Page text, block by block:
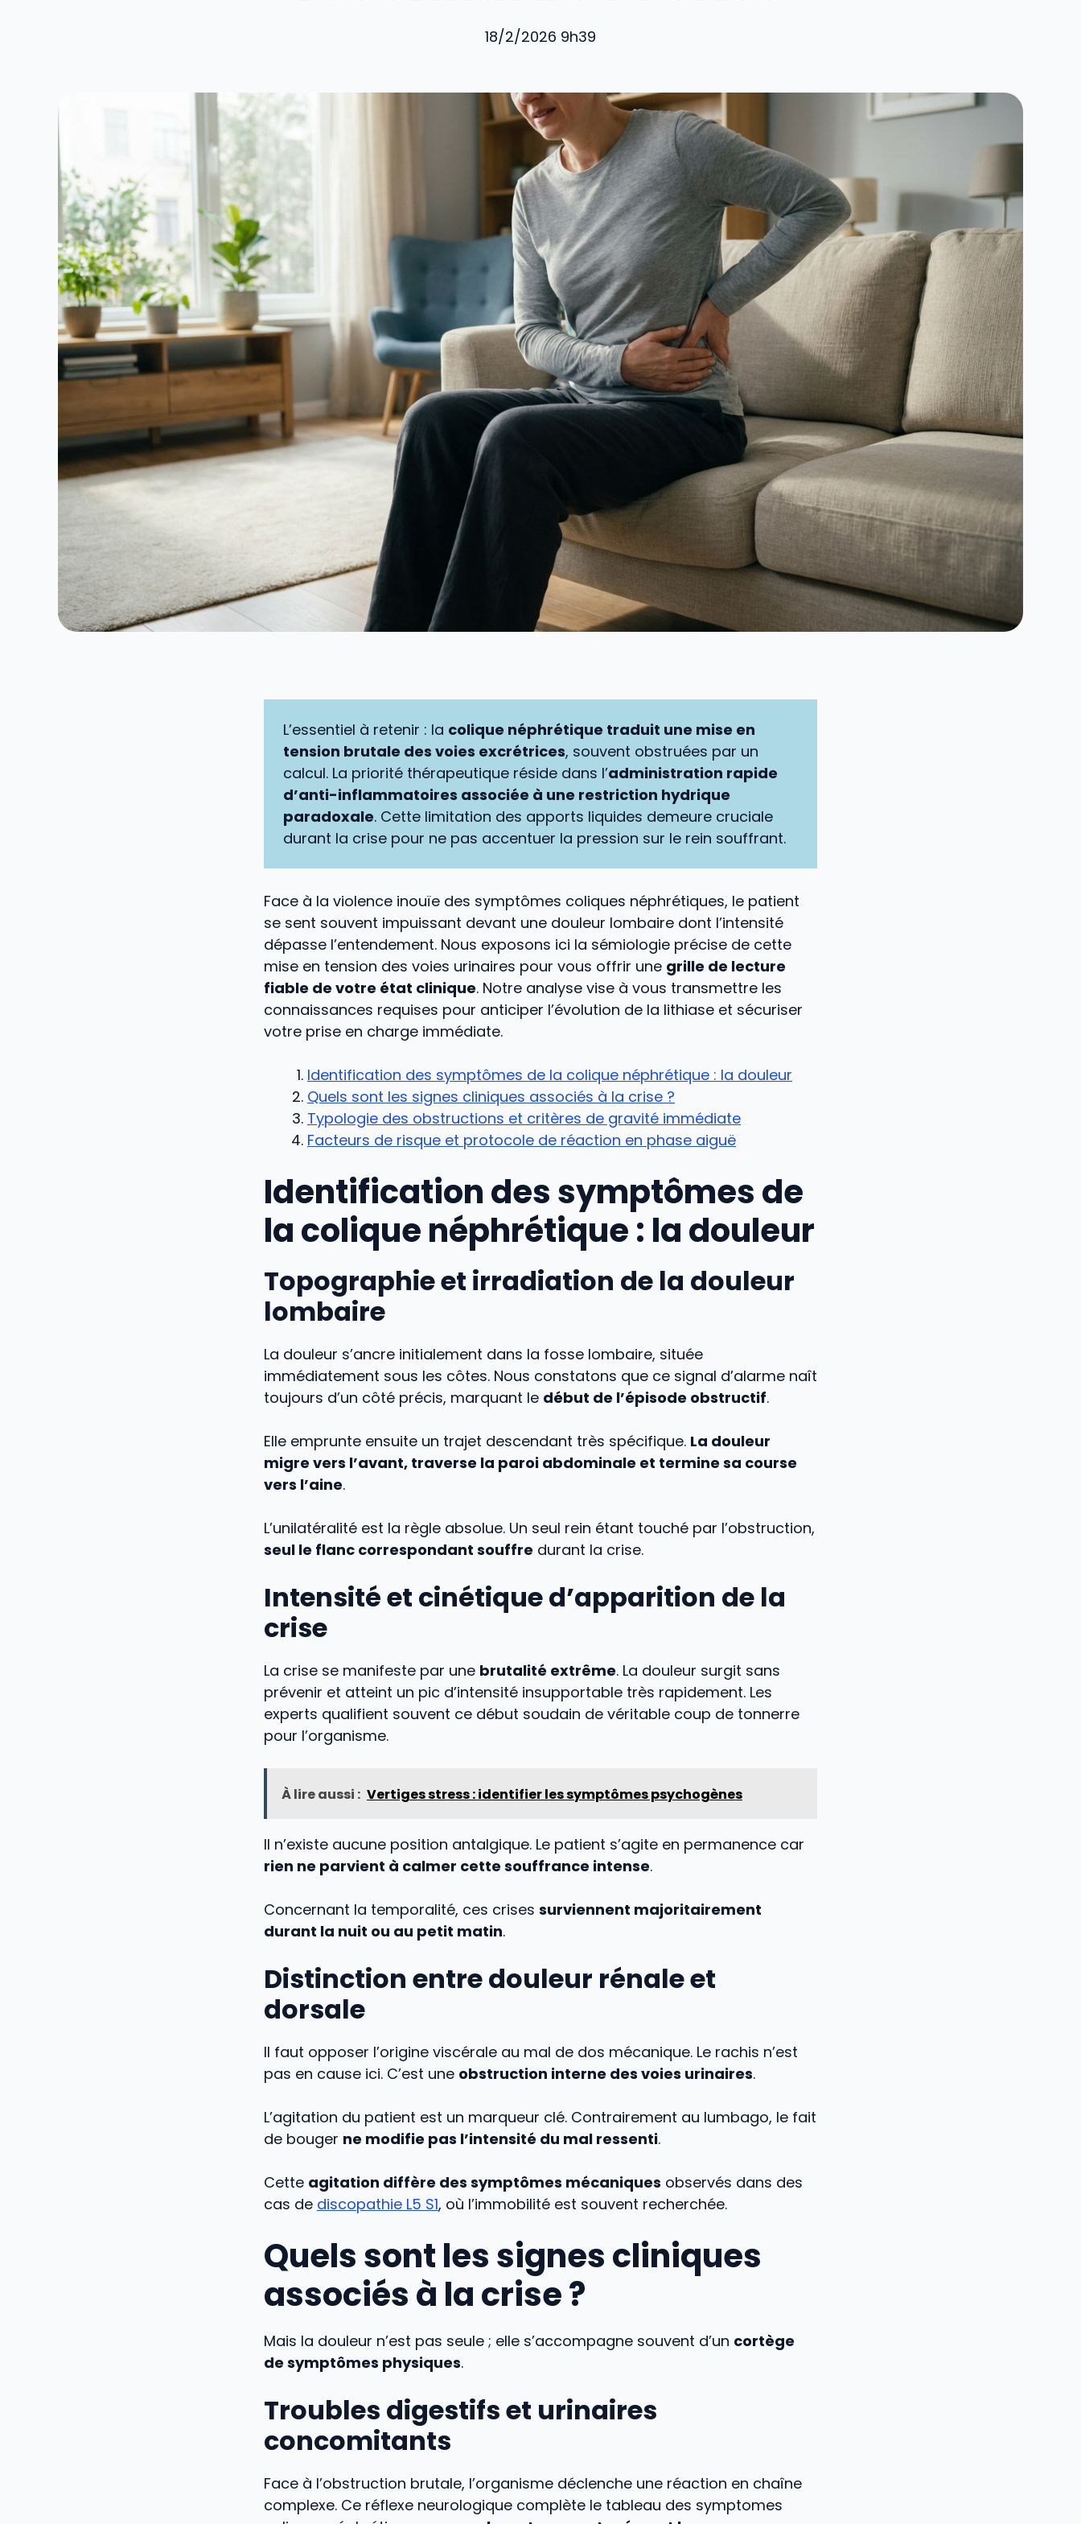
18/2/2026 9h39
L’essentiel à retenir : la colique néphrétique traduit une mise en
tension brutale des voies excrétrices, souvent obstruées par un
calcul. La priorité thérapeutique réside dans l’administration rapide
d’anti-inflammatoires associée à une restriction hydrique
paradoxale. Cette limitation des apports liquides demeure cruciale
durant la crise pour ne pas accentuer la pression sur le rein souffrant.
Face à la violence inouïe des symptômes coliques néphrétiques, le patient
se sent souvent impuissant devant une douleur lombaire dont l’intensité
dépasse l’entendement. Nous exposons ici la sémiologie précise de cette
mise en tension des voies urinaires pour vous offrir une grille de lecture
fiable de votre état clinique. Notre analyse vise à vous transmettre les
connaissances requises pour anticiper l’évolution de la lithiase et sécuriser
votre prise en charge immédiate.
Identification des symptômes de la colique néphrétique : la douleur
Quels sont les signes cliniques associés à la crise ?
Typologie des obstructions et critères de gravité immédiate
Facteurs de risque et protocole de réaction en phase aiguë
Identification des symptômes de
la colique néphrétique : la douleur
Topographie et irradiation de la douleur
lombaire
La douleur s’ancre initialement dans la fosse lombaire, située
immédiatement sous les côtes. Nous constatons que ce signal d’alarme naît
toujours d’un côté précis, marquant le début de l’épisode obstructif.
Elle emprunte ensuite un trajet descendant très spécifique. La douleur
migre vers l’avant, traverse la paroi abdominale et termine sa course
vers l’aine.
L’unilatéralité est la règle absolue. Un seul rein étant touché par l’obstruction,
seul le flanc correspondant souffre durant la crise.
Intensité et cinétique d’apparition de la
crise
La crise se manifeste par une brutalité extrême. La douleur surgit sans
prévenir et atteint un pic d’intensité insupportable très rapidement. Les
experts qualifient souvent ce début soudain de véritable coup de tonnerre
pour l’organisme.
À lire aussi : Vertiges stress : identifier les symptômes psychogènes
Il n’existe aucune position antalgique. Le patient s’agite en permanence car
rien ne parvient à calmer cette souffrance intense.
Concernant la temporalité, ces crises surviennent majoritairement
durant la nuit ou au petit matin.
Distinction entre douleur rénale et
dorsale
Il faut opposer l’origine viscérale au mal de dos mécanique. Le rachis n’est
pas en cause ici. C’est une obstruction interne des voies urinaires.
L’agitation du patient est un marqueur clé. Contrairement au lumbago, le fait
de bouger ne modifie pas l’intensité du mal ressenti.
Cette agitation diffère des symptômes mécaniques observés dans des
cas de discopathie L5 S1, où l’immobilité est souvent recherchée.
Quels sont les signes cliniques
associés à la crise ?
Mais la douleur n’est pas seule ; elle s’accompagne souvent d’un cortège
de symptômes physiques.
Troubles digestifs et urinaires
concomitants
Face à l’obstruction brutale, l’organisme déclenche une réaction en chaîne
complexe. Ce réflexe neurologique complète le tableau des symptomes